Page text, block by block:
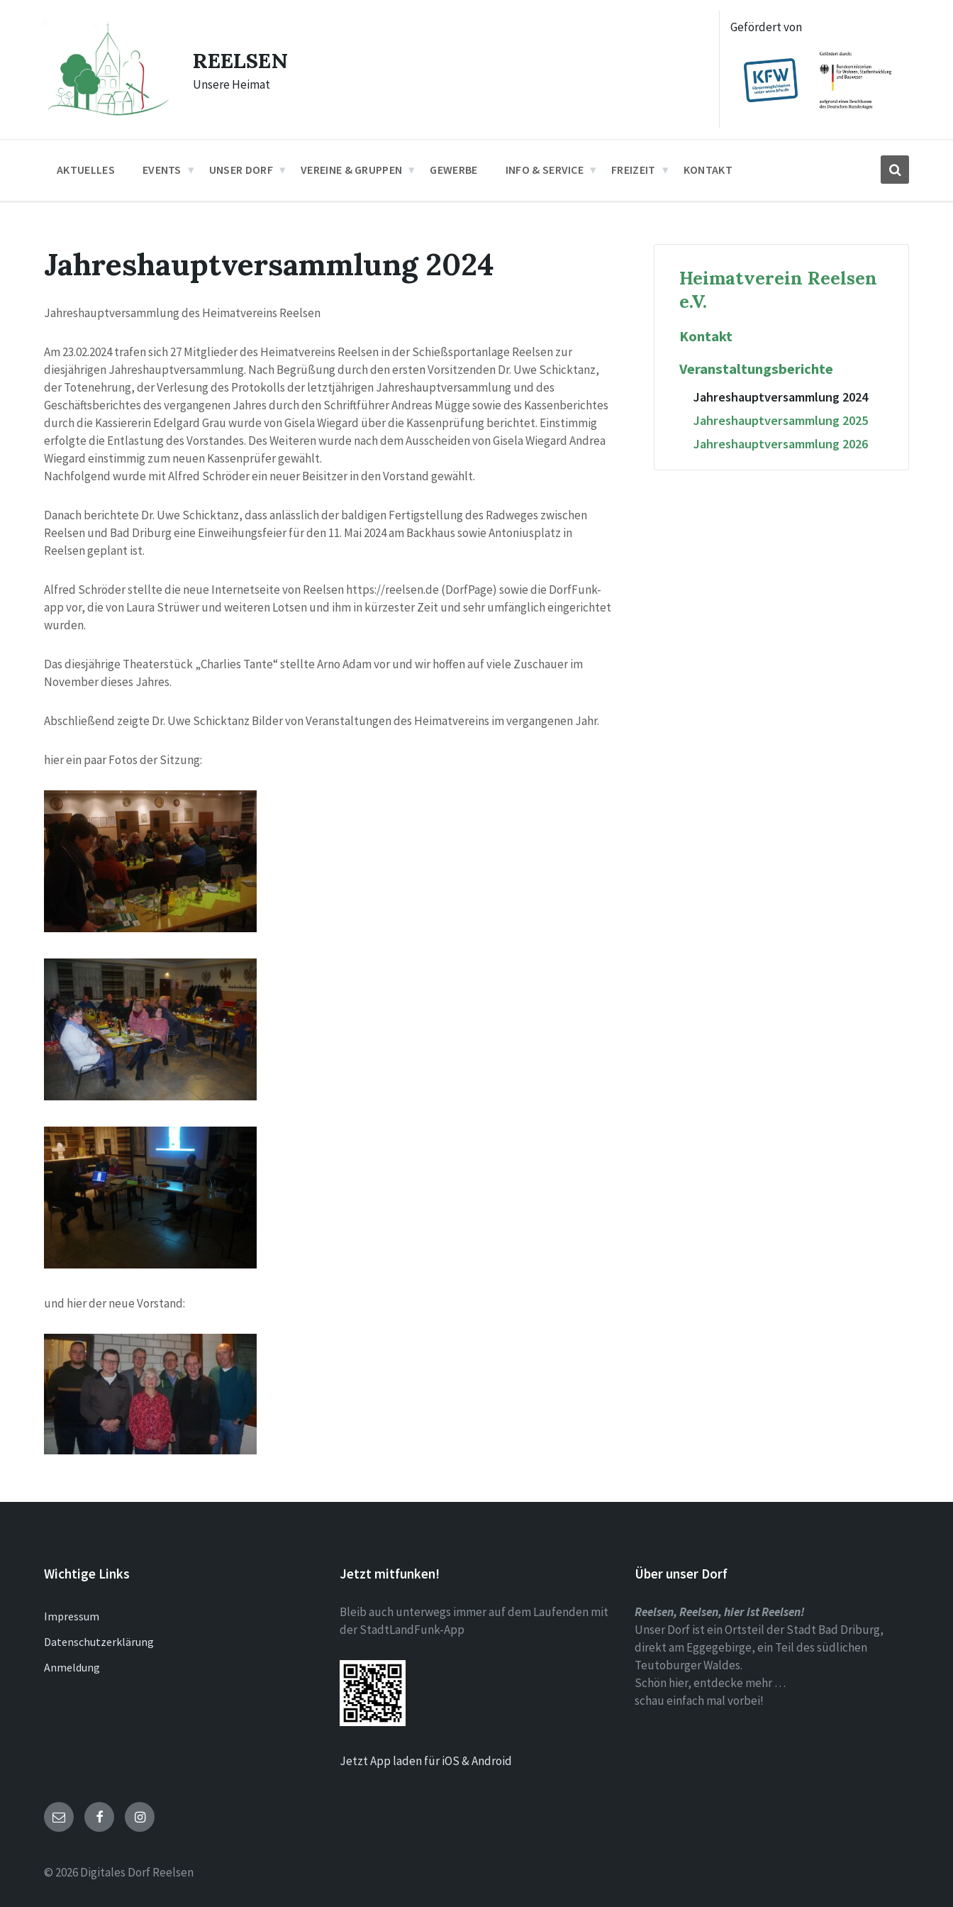
REELSEN
Unsere Heimat
Gefördert von
AKTUELLES EVENTS UNSER DORF VEREINE & GRUPPEN GEWERBE INFO & SERVICE FREIZEIT KONTAKT
Jahreshauptversammlung 2024
Jahreshauptversammlung des Heimatvereins Reelsen
Am 23.02.2024 trafen sich 27 Mitglieder des Heimatvereins Reelsen in der Schießsportanlage Reelsen zur
diesjährigen Jahreshauptversammlung. Nach Begrüßung durch den ersten Vorsitzenden Dr. Uwe Schicktanz,
der Totenehrung, der Verlesung des Protokolls der letztjährigen Jahreshauptversammlung und des
Geschäftsberichtes des vergangenen Jahres durch den Schriftführer Andreas Mügge sowie des Kassenberichtes
durch die Kassiererin Edelgard Grau wurde von Gisela Wiegard über die Kassenprüfung berichtet. Einstimmig
erfolgte die Entlastung des Vorstandes. Des Weiteren wurde nach dem Ausscheiden von Gisela Wiegard Andrea
Wiegard einstimmig zum neuen Kassenprüfer gewählt.
Nachfolgend wurde mit Alfred Schröder ein neuer Beisitzer in den Vorstand gewählt.
Danach berichtete Dr. Uwe Schicktanz, dass anlässlich der baldigen Fertigstellung des Radweges zwischen
Reelsen und Bad Driburg eine Einweihungsfeier für den 11. Mai 2024 am Backhaus sowie Antoniusplatz in
Reelsen geplant ist.
Alfred Schröder stellte die neue Internetseite von Reelsen https://reelsen.de (DorfPage) sowie die DorfFunk-
app vor, die von Laura Strüwer und weiteren Lotsen und ihm in kürzester Zeit und sehr umfänglich eingerichtet
wurden.
Das diesjährige Theaterstück „Charlies Tante“ stellte Arno Adam vor und wir hoffen auf viele Zuschauer im
November dieses Jahres.
Abschließend zeigte Dr. Uwe Schicktanz Bilder von Veranstaltungen des Heimatvereins im vergangenen Jahr.
hier ein paar Fotos der Sitzung:
und hier der neue Vorstand:
Heimatverein Reelsen
e.V.
Kontakt
Veranstaltungsberichte
Jahreshauptversammlung 2024
Jahreshauptversammlung 2025
Jahreshauptversammlung 2026
Wichtige Links
Impressum
Datenschutzerklärung
Anmeldung
Jetzt mitfunken!
Bleib auch unterwegs immer auf dem Laufenden mit
der StadtLandFunk-App
Jetzt App laden für iOS & Android
Über unser Dorf
Reelsen, Reelsen, hier ist Reelsen!
Unser Dorf ist ein Ortsteil der Stadt Bad Driburg,
direkt am Eggegebirge, ein Teil des südlichen
Teutoburger Waldes.
Schön hier, entdecke mehr …
schau einfach mal vorbei!
Email FacebookInstagram
© 2026 Digitales Dorf Reelsen